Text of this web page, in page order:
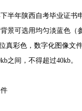
年陕西自考毕业证书
可选用均匀淡蓝色（参
真彩色，数字化图像文
之间，不得超过40kb。